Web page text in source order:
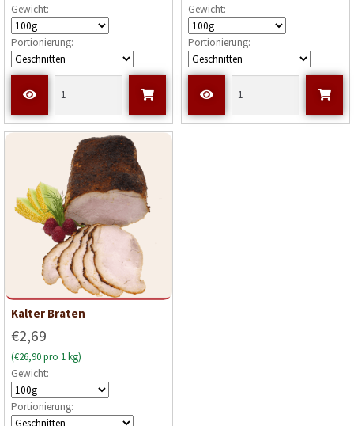
Gewicht:
Portionierung:
Gewicht:
Portionierung:
Kalter Braten
€2,69
(€26,90 pro 1 kg)
Gewicht:
Portionierung: